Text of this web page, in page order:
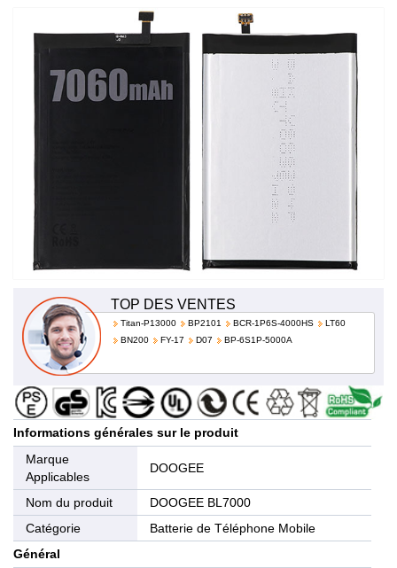
TOP DES VENTES
Titan-P13000 BP2101 BCR-1P6S-4000HS
LT60
BN200
FY-17 D07 BP-6S1P-5000A
Informations générales sur le produit
Marque
Applicables
DOOGEE
Nom du produit
DOOGEE BL7000
Catégorie
Batterie de Téléphone Mobile
Général